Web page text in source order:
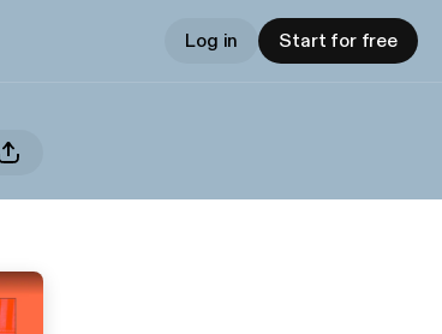
Log in Start for free